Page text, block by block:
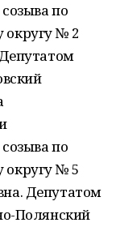
по
округу № 2
по
округу № 5
Депутатом
Полянский